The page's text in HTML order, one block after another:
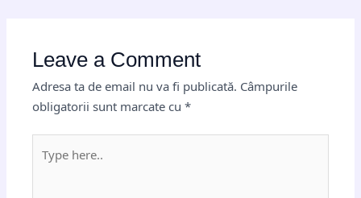
Leave a Comment
Adresa ta de email nu va fi publicată. Câmpurile
obligatorii sunt marcate cu*
here..